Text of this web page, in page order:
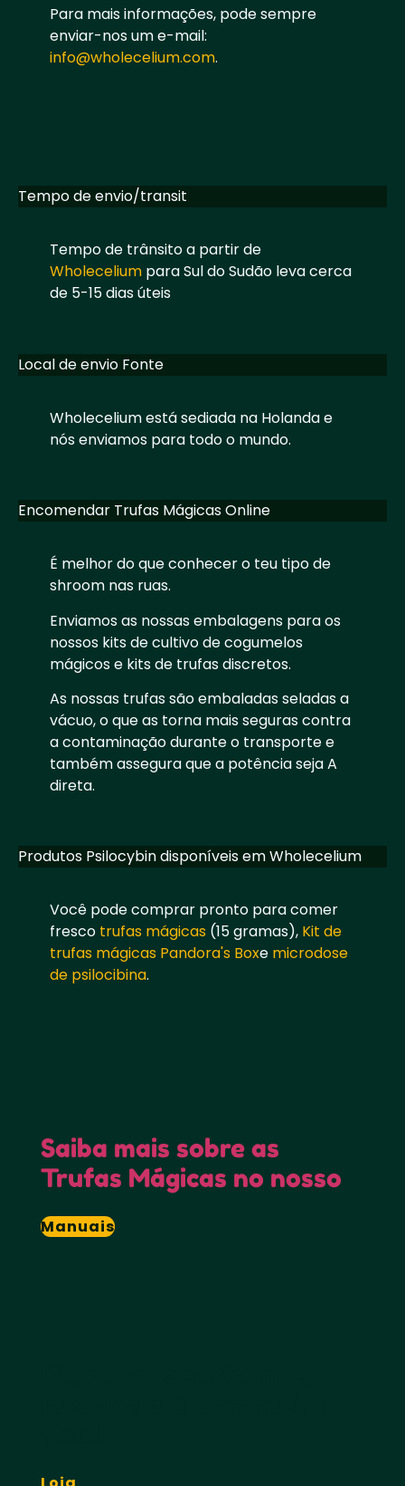
Para mais informações, pode sempre
enviar-nos um e-mail:
info@wholecelium.com.
Tempo de envio/transit
Tempo de trânsito a partir de
Wholecelium para Sul do Sudão leva cerca
de 5-15 dias úteis
Local de envio Fonte
Wholecelium está sediada na Holanda e
nós enviamos para todo o mundo.
Encomendar Trufas Mágicas Online
É melhor do que conhecer o teu tipo de
shroom nas ruas.
Enviamos as nossas embalagens para os
nossos kits de cultivo de cogumelos
mágicos e kits de trufas discretos.
As nossas trufas são embaladas seladas a
vácuo, o que as torna mais seguras contra
a contaminação durante o transporte e
também assegura que a potência seja A
direta.
Produtos Psilocybin disponíveis em Wholecelium
Você pode comprar pronto para comer
fresco trufas mágicas (15 gramas), Kit de
trufas mágicas Pandora's Boxe microdose
de psilocibina.
Saiba mais sobre as
Trufas Mágicas no nosso
Manuais